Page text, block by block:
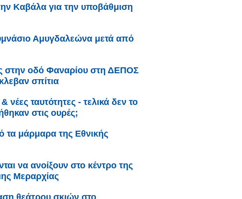
Καβάλα για την υποβάθμιση
Αμυγδαλεώνα μετά από
στην οδό Φαναρίου στη ΔΕΠΟΣ
σπίτια
νέες ταυτότητες - τελικά δεν το
στις ουρές;
μάρμαρα της Εθνικής
να ανοίξουν στο κέντρο της
Μεραρχίας